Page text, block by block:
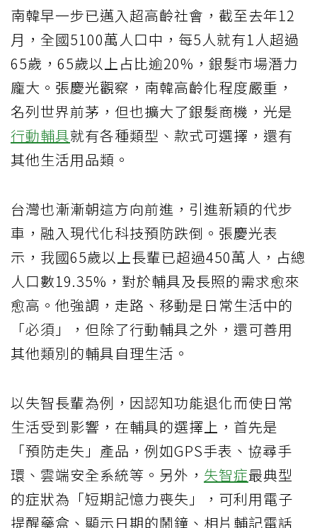
南韓早一步已邁入超高齡社會，截至去年12
月，全國5100萬人口中，每5人就有1人超過
65歲，65歲以上占比逾20%，銀髮市場潛力
龐大。張慶光觀察，南韓高齡化程度嚴重，
名列世界前茅，但也擴大了銀髮商機，光是
行動輔具就有各種類型、款式可選擇，還有
其他生活用品類。
台灣也漸漸朝這方向前進，引進新穎的代步
車，融入現代化科技預防跌倒。張慶光表
示，我國65歲以上長輩已超過450萬人，占總
人口數19.35%，對於輔具及長照的需求愈來
愈高。他強調，走路、移動是日常生活中的
「必須」，但除了行動輔具之外，還可善用
其他類別的輔具自理生活。
以失智長輩為例，因認知功能退化而使日常
生活受到影響，在輔具的選擇上，首先是
「預防走失」產品，例如GPS手表、協尋手
環、雲端安全系統等。另外， 失智症最典型
的症狀為「短期記憶力喪失」，可利用電子
提醒藥盒、顯示日期的鬧鐘、相片輔記電話